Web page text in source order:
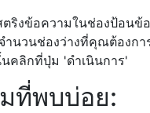
ริงข้อความในช่องป้อนข้
ำนวนช่องว่างที่คุณต้องกา
คลิกที่ปุ่ม 'ดำเนินการ'
ที่พบบ่อย: